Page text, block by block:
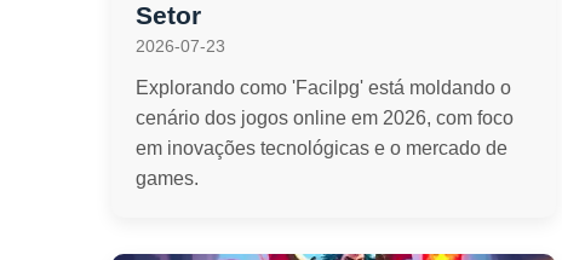
Setor
2026-07-23
Explorando como 'Facilpg' está moldando o
cenário dos jogos online em 2026, com foco
em inovações tecnológicas e o mercado de
games.